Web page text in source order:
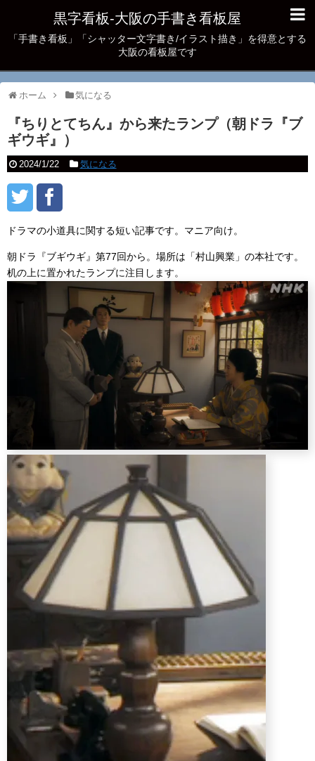
黒字看板‐大阪の手書き看板屋
「手書き看板」「シャッター文字書き/イラスト描き」を得意とする
大阪の看板屋です
ホーム 気になる
『ちりとてちん』から来たランプ（朝ドラ『ブ
ギウギ』）
2024/1/22 気になる
ドラマの小道具に関する短い記事です。マニア向け。
朝ドラ『ブギウギ』第77回から。場所は「村山興業」の本社です。
机の上に置かれたランプに注目します。